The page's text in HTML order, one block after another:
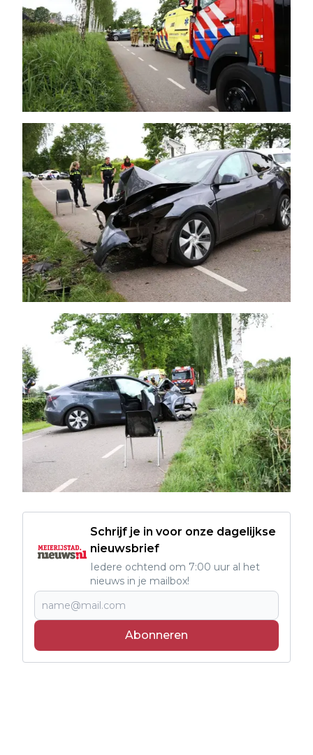
Schrijf je in voor onze dagelijkse
nieuwsbrief
Iedere ochtend om 7:00 uur al het
nieuws in je mailbox!
Abonneren